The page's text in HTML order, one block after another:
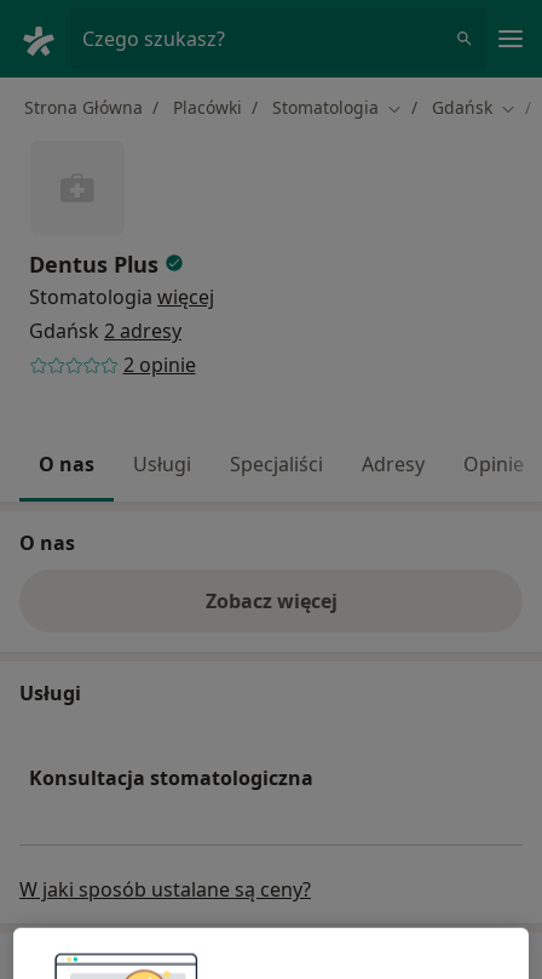
Czego szukasz?
Strona Główna Placówki Stomatologia Zmień miasto
Gdańsk
Dentus Plus
Stomatologia więcej
Gdańsk 2 adresy
2 opinie
O nas Usługi Specjaliści Adresy Opinie
O nas
Zobacz więcej
Usługi
Konsultacja stomatologiczna
W jaki sposób ustalane są ceny?
Specjaliści